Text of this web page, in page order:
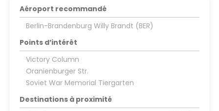
Aéroport recommandé
Berlin-Brandenburg Willy Brandt (BER)
Points d’intérêt
Victory Column
Oranienburger Str.
Soviet War Memorial Tiergarten
Destinations à proximité